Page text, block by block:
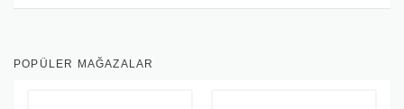
POPÜLER MAĞAZALAR